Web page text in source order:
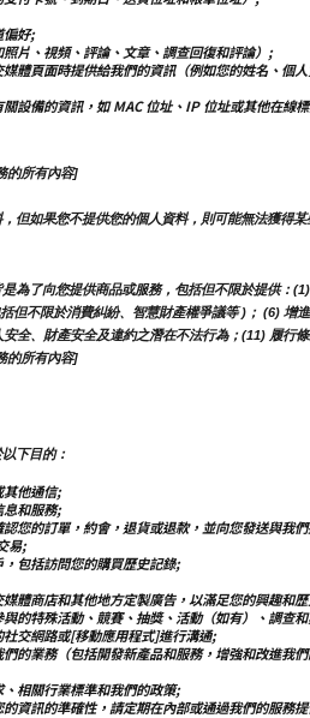
偏好;
片、視頻、評論、文章、調查回復和評論）;
媒體頁面時提供給我們的資訊（例如您的姓名、個
設備的資訊，如 MAC 位址、IP 位址或其他在線
的所有內容]
但如果您不提供您的個人資料，則可能無法獲得某
為了向您提供商品或服務，包括但不限於提供：
但不限於消費糾紛、智慧財產權爭議等 )； (6)
全、財產安全及違約之潛在不法行為；(11) 履行
的所有內容]
下目的：
其他通信;
息和服務;
您的訂單，約會，退貨或退款，並向您發送與我
易;
包括訪問您的購買歷史記錄;
體商店和其他地方定製廣告，以滿足您的興趣和
的特殊活動、競賽、抽獎、活動（如有）、調查
交網路或[移動應用程式]進行溝通;
的業務（包括開發新產品和服務，增強和改進我
相關行業標準和我們的政策;
資訊的準確性，請定期在內部或通過我們的服務